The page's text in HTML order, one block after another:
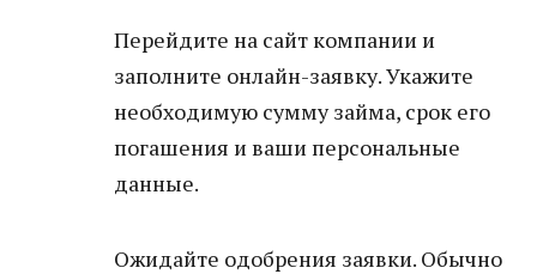
Перейдите на сайт компании и
заполните онлайн-заявку. Укажите
необходимую сумму займа, срок его
погашения и ваши персональные
данные.
Ожидайте одобрения заявки. Обычно